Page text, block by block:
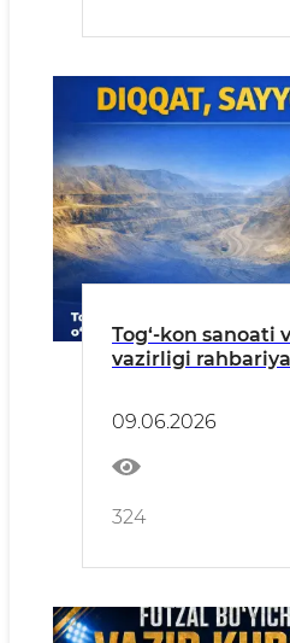
Tog‘-kon sanoati
vazirligi
09.06.2026
324